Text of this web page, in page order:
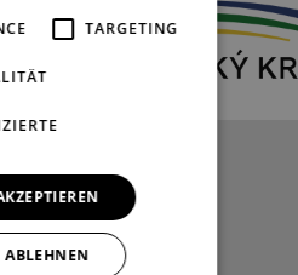
TARGETING
ABLEHNEN